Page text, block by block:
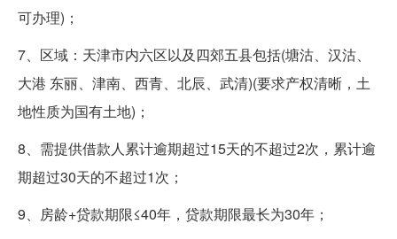
可办理)；
7、区域：天津市内六区以及四郊五县包括(塘沽、汉沽、
大港 东丽、津南、西青、北辰、武清)(要求产权清晰，土
地性质为国有土地)；
8、需提供借款人累计逾期超过15天的不超过2次，累计逾
期超过30天的不超过1次；
9、房龄+贷款期限≤40年，贷款期限最长为30年；